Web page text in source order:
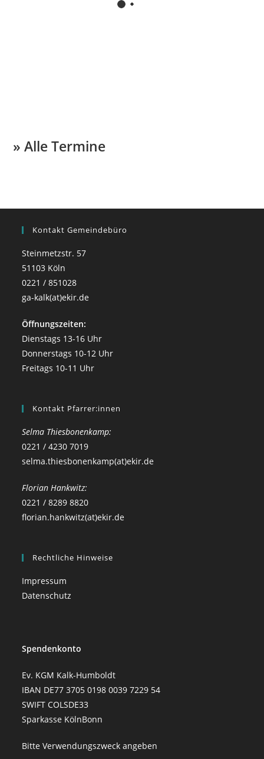
» Alle Termine
Kontakt Gemeindebüro
Steinmetzstr. 57
51103 Köln
0221 / 851028
ga-kalk(at)ekir.de
Öffnungszeiten:
Dienstags 13-16 Uhr
Donnerstags 10-12 Uhr
Freitags 10-11 Uhr
Kontakt Pfarrer:innen
Selma Thiesbonenkamp:
0221 / 4230 7019
selma.thiesbonenkamp(at)ekir.de
Florian Hankwitz:
0221 / 8289 8820
florian.hankwitz(at)ekir.de
Rechtliche Hinweise
Impressum
Datenschutz
Spendenkonto
Ev. KGM Kalk-Humboldt
IBAN DE77 3705 0198 0039 7229 54
SWIFT COLSDE33
Sparkasse KölnBonn
Bitte Verwendungszweck angeben